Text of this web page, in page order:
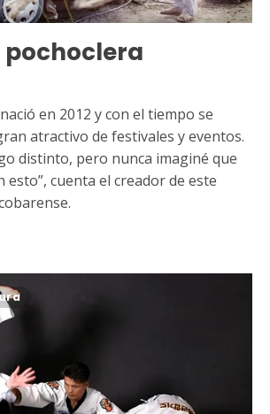
pochoclera
en 2012 y con el tiempo se
atractivo de festivales y eventos.
distinto, pero nunca imaginé que
esto”, cuenta el creador de este